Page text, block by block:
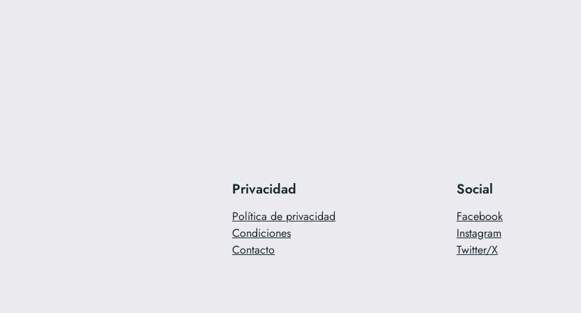
Privacidad
Política de privacidad
Condiciones
Contacto
Social
Facebook
Instagram
Twitter/X